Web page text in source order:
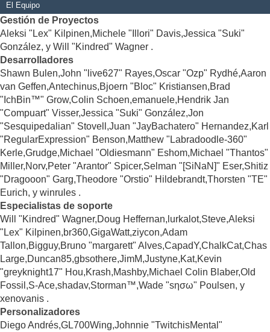
El Equipo
Gestión de Proyectos
Aleksi "Lex" Kilpinen,Michele "Illori" Davis,Jessica "Suki"
González, y Will "Kindred" Wagner .
Desarrolladores
Shawn Bulen,John "live627" Rayes,Oscar "Ozp" Rydhé,Aaron
van Geffen,Antechinus,Bjoern "Bloc" Kristiansen,Brad
"IchBin™" Grow,Colin Schoen,emanuele,Hendrik Jan
"Compuart" Visser,Jessica "Suki" González,Jon
"Sesquipedalian" Stovell,Juan "JayBachatero" Hernandez,Karl
"RegularExpression" Benson,Matthew "Labradoodle-360"
Kerle,Grudge,Michael "Oldiesmann" Eshom,Michael "Thantos"
Miller,Norv,Peter "Arantor" Spicer,Selman "[SiNaN]" Eser,Shitiz
"Dragooon" Garg,Theodore "Orstio" Hildebrandt,Thorsten "TE"
Eurich, y winrules .
Especialistas de soporte
Will "Kindred" Wagner,Doug Heffernan,lurkalot,Steve,Aleksi
"Lex" Kilpinen,br360,GigaWatt,ziycon,Adam
Tallon,Bigguy,Bruno "margarett" Alves,CapadY,ChalkCat,Chas
Large,Duncan85,gbsothere,JimM,Justyne,Kat,Kevin
"greyknight17" Hou,Krash,Mashby,Michael Colin Blaber,Old
Fossil,S-Ace,shadav,Storman™,Wade "sησω" Poulsen, y
xenovanis .
Personalizadores
Diego Andrés,GL700Wing,Johnnie "TwitchisMental"